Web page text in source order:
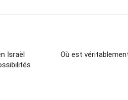
Israël
Où est